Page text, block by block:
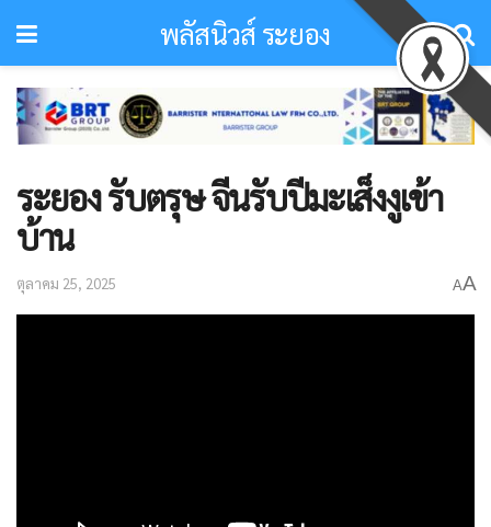
พลัสนิวส์ ระยอง
ระยอง รับตรุษ จีนรับปีมะเส็งงูเข้า
บ้าน
ตุลาคม 25, 2025 AA